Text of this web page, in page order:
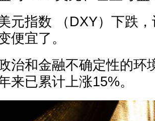
元指数 （DXY）下跌
便宜了。
治和金融不确定性的环
来已累计上涨15%。